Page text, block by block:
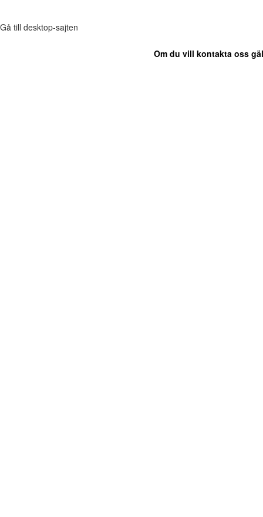
Gå till desktop-sajten
Om du vill kontakta oss